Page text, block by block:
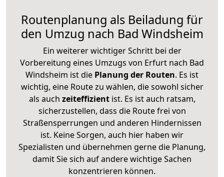
Routenplanung als Beiladung für
den Umzug nach Bad Windsheim
Ein weiterer wichtiger Schritt bei der
Vorbereitung eines Umzugs von Erfurt nach Bad
Windsheim ist die Planung der Routen. Es ist
wichtig, eine Route zu wählen, die sowohl sicher
als auch zeiteffizientist. Es ist auch ratsam,
sicherzustellen, dass die Route frei von
Straßensperrungen und anderen Hindernissen
ist. Keine Sorgen, auch hier haben wir
Spezialisten und übernehmen gerne die Planung,
damit Sie sich auf andere wichtige Sachen
konzentrieren können.